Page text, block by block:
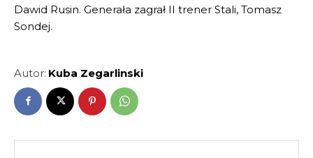
Dawid Rusin. Generała zagrał II trener Stali, Tomasz
Sondej.
Autor: Kuba Zegarlinski